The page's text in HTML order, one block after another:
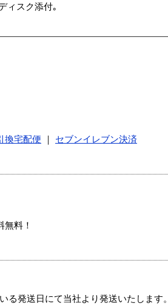
ィスク添付｡
換宅配便
セブンイレブン決済
料！
る発送日にて当社より発送いたします。